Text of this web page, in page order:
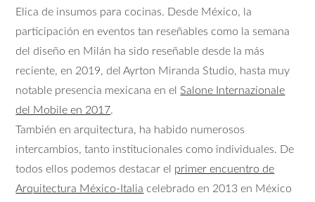
Elica de insumos para cocinas. Desde México, la
participación en eventos tan reseñables como la semana
del diseño en Milán ha sido reseñable desde la más
reciente, en 2019, del Ayrton Miranda Studio, hasta muy
notable presencia mexicana en el Salone Internazionale
del Mobile en 2017.
También en arquitectura, ha habido numerosos
intercambios, tanto institucionales como individuales. De
todos ellos podemos destacar el primer encuentro de
Arquitectura México-Italia celebrado en 2013 en México